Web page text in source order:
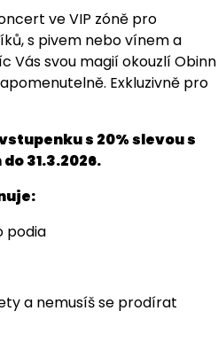
ve VIP zóně pro
s pivem nebo vínem a
Vás svou magií okouzlí Obinn
Exkluzivně pro
s 20% slevou s
31.3.2026.
podia
a nemusíš se prodírat